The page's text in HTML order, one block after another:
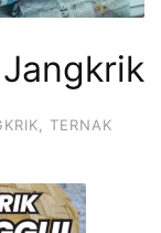
TERNAK